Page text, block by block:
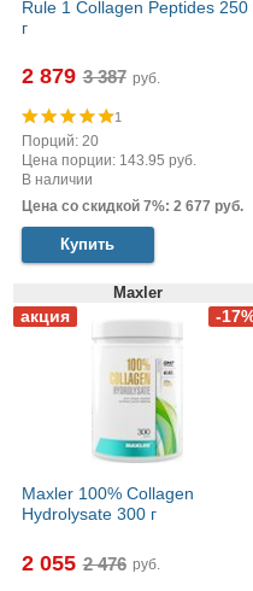
Rule 1 Collagen Peptides 250
г
2 879 руб.
1
Порций: 20
Цена порции: 143.95 руб.
В наличии
Цена со скидкой 7%: 2 677 руб.
Купить
Maxler
Maxler 100% Сollagen
Hydrolysate 300 г
2 055 руб.